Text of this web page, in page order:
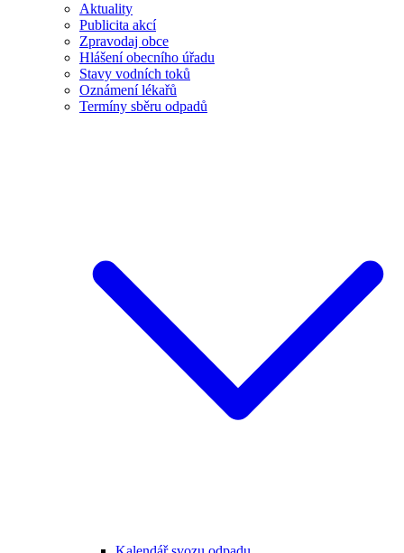
Aktuality
Publicita akcí
Zpravodaj obce
Hlášení obecního úřadu
Stavy vodních toků
Oznámení lékařů
Termíny sběru odpadů